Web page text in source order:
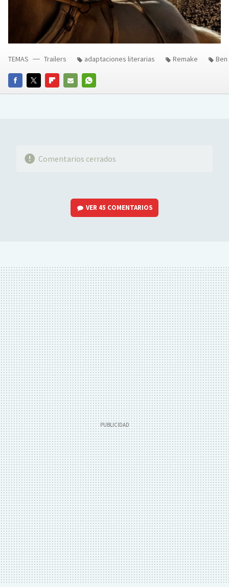
FACEBOOKTWITTERFLIPBOARD
E-
WHATSAPP
TEMAS Trailers adaptaciones literarias Remake Ben
Comentarios cerrados
VER 45 COMENTARIOS